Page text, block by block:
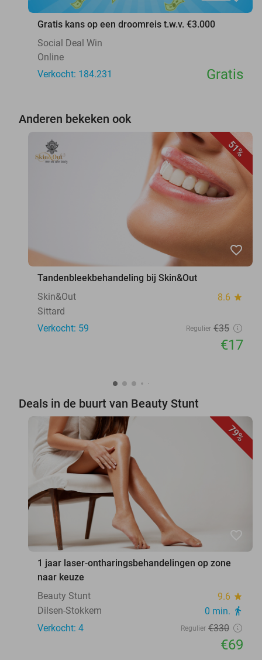
Gratis kans op een droomreis t.w.v. €3.000
Social Deal Win
Online
Verkocht: 184.231
Gratis
Anderen bekeken ook
51%
favorite_border
Tandenbleekbehandeling bij Skin&Out
Skin&Out
8.6 star
Sittard
Verkocht: 59
Regulier €35
€17
Deals in de buurt van Beauty Stunt
79%
favorite_border
1 jaar laser-ontharingsbehandelingen op zone
naar keuze
Beauty Stunt
9.6 star
Dilsen-Stokkem 0 min. directions_walk
Verkocht: 4 Regulier €330
€69